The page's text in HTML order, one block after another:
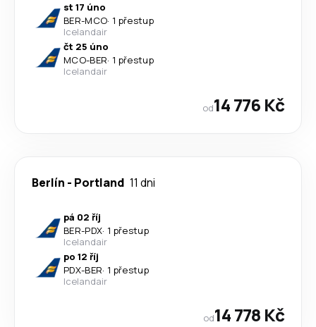
st 17 úno
BER-MCO· 1 přestup
Icelandair
čt 25 úno
MCO-BER· 1 přestup
Icelandair
od14 776 Kč
Berlín - Portland 11 dni
pá 02 říj
BER-PDX· 1 přestup
Icelandair
po 12 říj
PDX-BER· 1 přestup
Icelandair
od14 778 Kč